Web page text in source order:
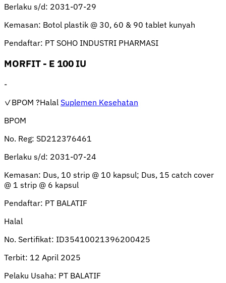
Berlaku s/d: 2031-07-29
Kemasan: Botol plastik @ 30, 60 & 90 tablet kunyah
Pendaftar: PT SOHO INDUSTRI PHARMASI
MORFIT - E 100 IU
-
✓BPOM ?Halal Suplemen Kesehatan
BPOM
No. Reg: SD212376461
Berlaku s/d: 2031-07-24
Kemasan: Dus, 10 strip @ 10 kapsul; Dus, 15 catch cover
@ 1 strip @ 6 kapsul
Pendaftar: PT BALATIF
Halal
No. Sertifikat: ID35410021396200425
Terbit: 12 April 2025
Pelaku Usaha: PT BALATIF